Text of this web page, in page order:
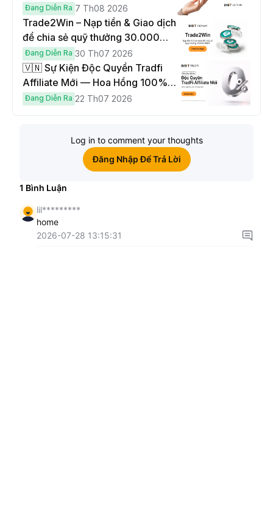
đến $1,000
Đang Diễn Ra 7 Th08 2026
Trade2Win – Nạp tiền & Giao dịch
để chia sẻ quỹ thưởng 30.000
USDT
Đang Diễn Ra 30 Th07 2026
🇻🇳 Sự Kiện Độc Quyền Tradfi
Affiliate Mới — Hoa Hồng 100% &
Hoàn Phí Qua Đêm
Đang Diễn Ra 22 Th07 2026
Log in to comment your thoughts
Đăng Nhập Để Trả Lời
1 Bình Luận
lil*********
home
2026-07-28 13:15:31